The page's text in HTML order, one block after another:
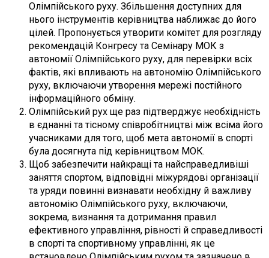
Олімпійського руху. Збільшення доступних для
нього інструментів керівництва наближає до його
цілей. Пропонується утворити комітет для розгляду
рекомендацій Конгресу та Семінару МОК з
автономії Олімпійського руху, для перевірки всіх
фактів, які впливають на автономію Олімпійського
руху, включаючи утворення мережі постійного
інформаційного обміну.
Олімпійський рух ще раз підтверджує необхідність
в єднанні та тісному співробітництві між всіма його
учасниками для того, щоб мета автономії в спорті
була досягнута під керівництвом МОК.
Щоб забезпечити найкращі та найсправедливіші
заняття спортом, відповідні міжурядові організації
та уряди повинні визнавати необхідну й важливу
автономію Олімпійського руху, включаючи,
зокрема, визнання та дотримання правил
ефективного управління, рівності й справедливості
в спорті та спортивному управлінні, як це